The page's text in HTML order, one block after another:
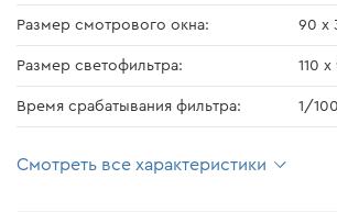
Размер смотрового окна: 90 x
Размер светофильтра: 110
Время срабатывания фильтра: 1/
Смотреть все характеристики